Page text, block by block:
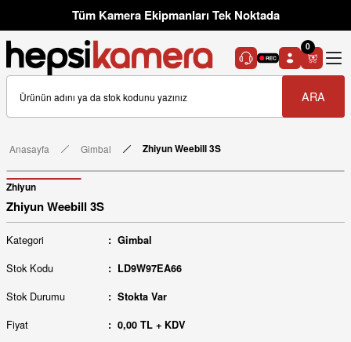
Tüm Kamera Ekipmanları Tek Noktada
ARA
0
Anasayfa Gimbal Zhiyun Weebill 3S
Zhiyun
Zhiyun Weebill 3S
Kategori Gimbal
Stok Kodu LD9W97EA66
Stok Durumu Stokta Var
Fiyat 0,00 TL + KDV